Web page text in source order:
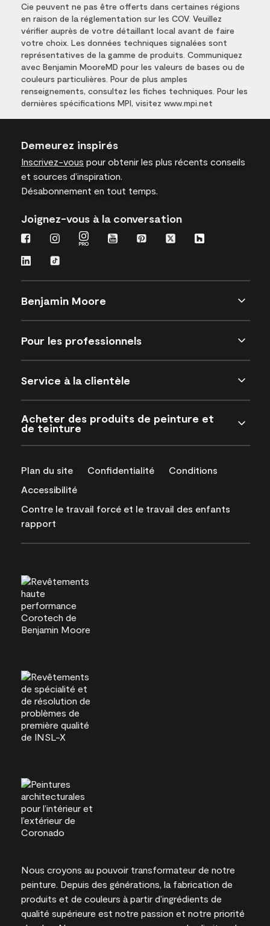
Cie peuvent ne pas être offerts dans certaines régions
en raison de la réglementation sur les COV. Veuillez
vérifier auprès de votre détaillant local avant de faire
votre choix. Les données techniques signalées sont
représentatives de la gamme de produits. Communiquez
avec Benjamin MooreMD pour les valeurs de bases ou de
couleurs particulières. Pour de plus amples
renseignements, consultez les fiches techniques. Pour les
dernières spécifications MPI, visitez www.mpi.net
Demeurez inspirés
Inscrivez-vous pour obtenir les plus récents conseils
et sources d’inspiration.
Désabonnement en tout temps.
Joignez-vous à la conversation
Benjamin Moore
Pour les professionnels
Service à la clientèle
Acheter des produits de peinture et
de teinture
Plan du site Confidentialité
Conditions
Accessibilité
Contre le travail forcé et le travail des enfants
rapport
Nous croyons au pouvoir transformateur de notre
peinture. Depuis des générations, la fabrication de
produits et de couleurs à partir d’ingrédients de
qualité supérieure est notre passion et notre priorité